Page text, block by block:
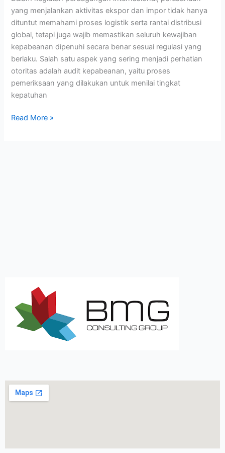
yang menjalankan aktivitas ekspor dan impor tidak hanya
dituntut memahami proses logistik serta rantai distribusi
global, tetapi juga wajib memastikan seluruh kewajiban
kepabeanan dipenuhi secara benar sesuai regulasi yang
berlaku. Salah satu aspek yang sering menjadi perhatian
otoritas adalah audit kepabeanan, yaitu proses
pemeriksaan yang dilakukan untuk menilai tingkat
kepatuhan
Aktivitas
Ekspor
Impor
di
Indonesia
Read More »